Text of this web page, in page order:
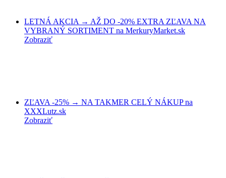
LETNÁ AKCIA → AŽ DO -20% EXTRA ZĽAVA NA
VYBRANÝ SORTIMENT na MerkuryMarket.sk
Zobraziť
ZĽAVA -25% → NA TAKMER CELÝ NÁKUP na
XXXLutz.sk
Zobraziť